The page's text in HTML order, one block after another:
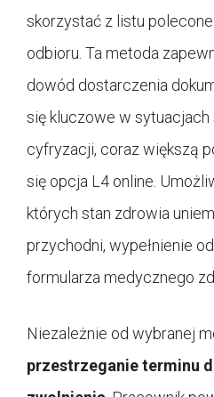
skorzystać z listu
odbioru. Ta metoda
dowód dostarczenia
się kluczowe w sytuacjach
cyfryzacji, coraz większą
się opcja L4 online.
których stan zdrowia
przychodni, wypełnienie
formularza medycznego
Niezależnie od wybranej
przestrzeganie terminu